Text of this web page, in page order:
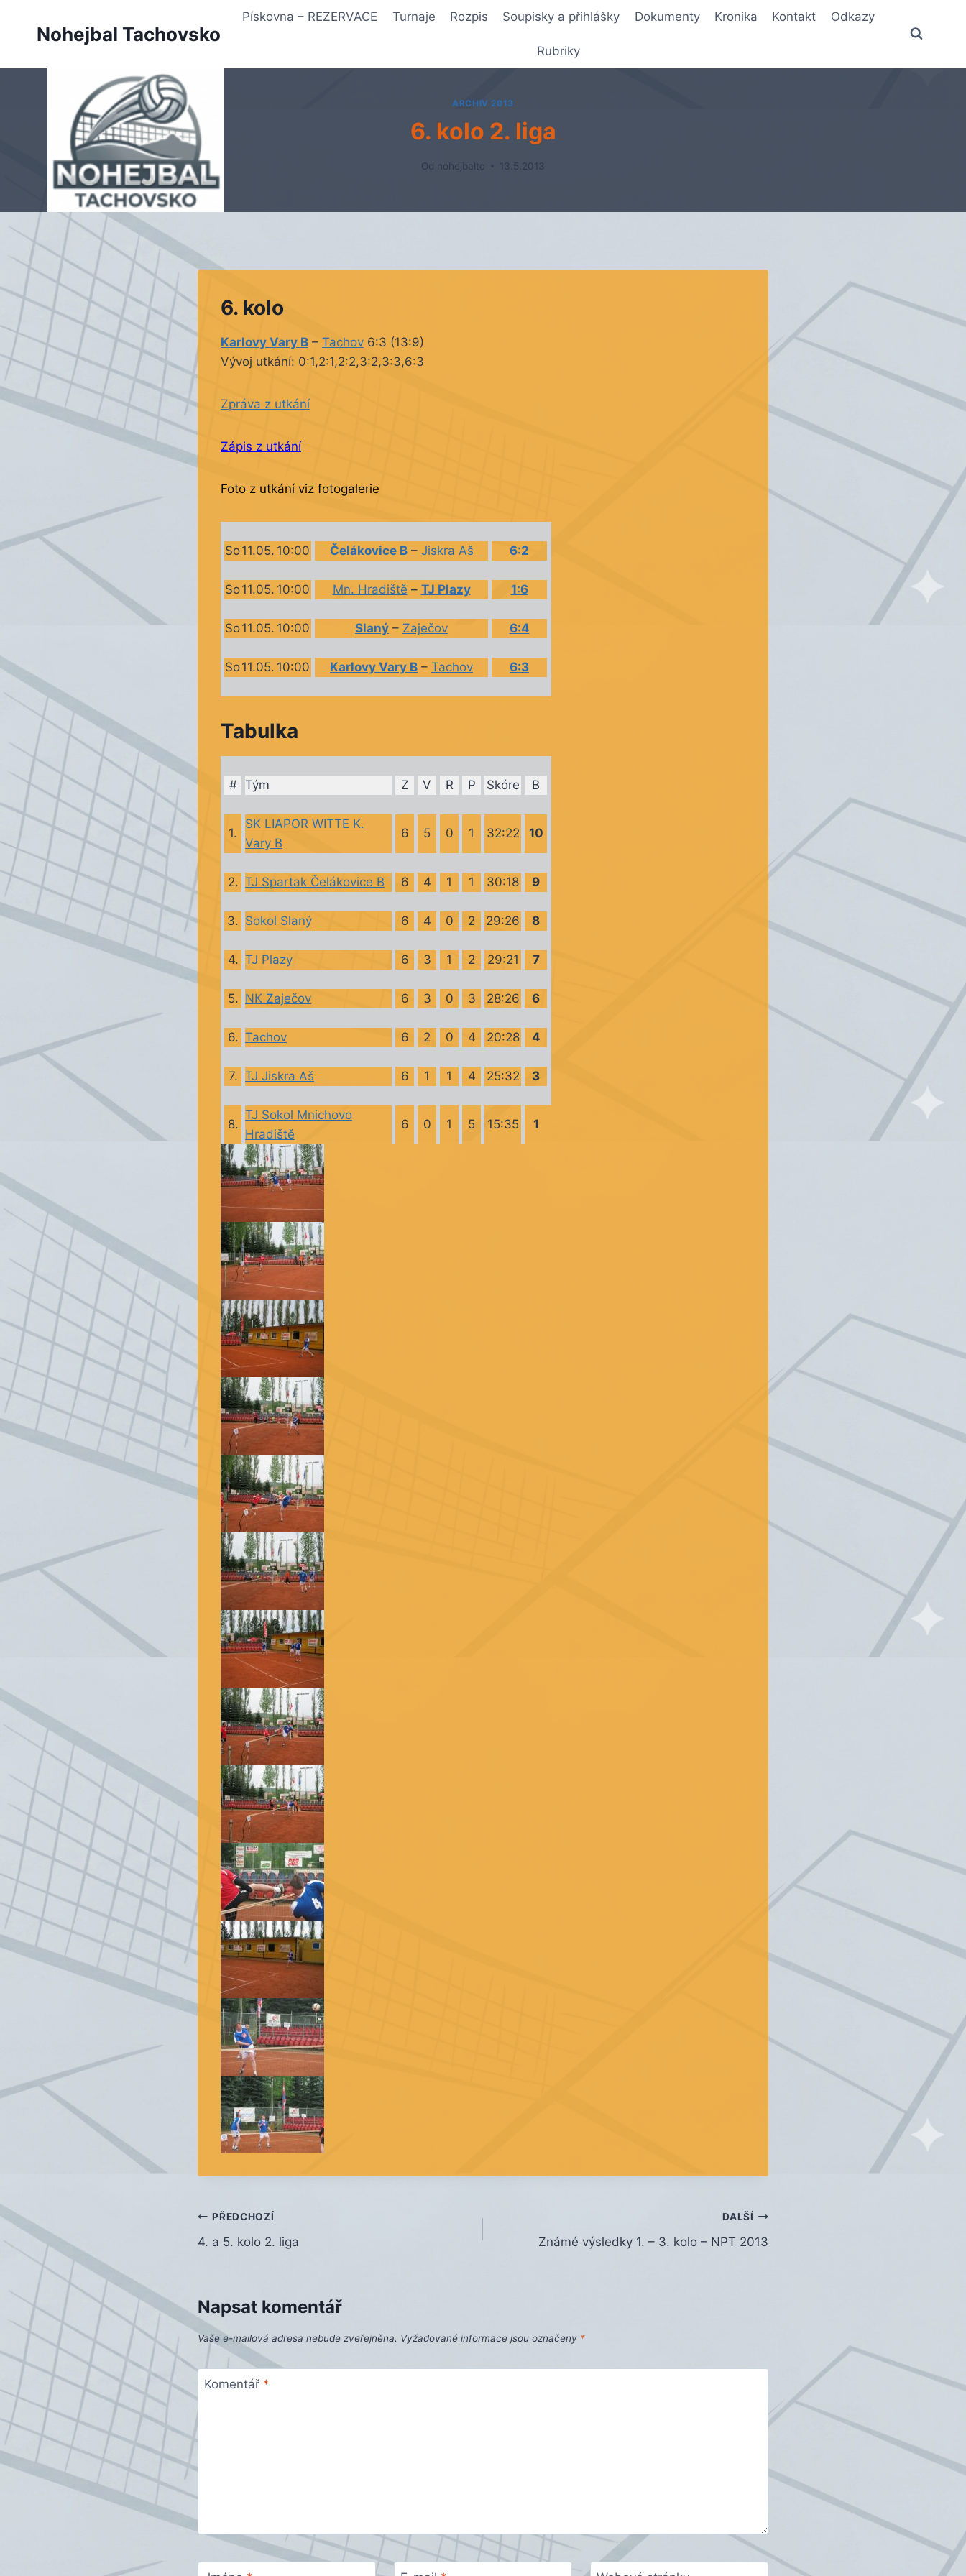
Nohejbal Tachovsko
Pískovna – REZERVACE Turnaje Rozpis Soupisky a přihlášky Dokumenty Kronika Kontakt Odkazy
Rubriky
ARCHIV 2013
6. kolo 2. liga
Od nohejbaltc 13.5.2013
6. kolo
Karlovy Vary B – Tachov 6:3 (13:9)
Vývoj utkání: 0:1,2:1,2:2,3:2,3:3,6:3
Zpráva z utkání
Zápis z utkání
Foto z utkání viz fotogalerie
So11.05. 10:00 Čelákovice B– Jiskra Aš 6:2
So11.05. 10:00 Mn. Hradiště – TJ Plazy 1:6
So11.05. 10:00 Slaný – Zaječov 6:4
So11.05. 10:00 Karlovy Vary B – Tachov 6:3
Tabulka
# Tým Z V R P Skóre B
1.
SK LIAPOR WITTE K.
Vary B
6 5 0 1 32:22 10
2. TJ Spartak Čelákovice B 6 4 1 1 30:18 9
3. Sokol Slaný 6 4 0 2 29:26 8
4. TJ Plazy 6 3 1 2 29:21 7
5. NK Zaječov 6 3 0 3 28:26 6
6. Tachov 6 2 0 4 20:28 4
7. TJ Jiskra Aš 6 1 1 4 25:32 3
8.
TJ Sokol Mnichovo
Hradiště
6 0 1 5 15:35 1
Navigace
pro
PŘEDCHOZÍ
4. a 5. kolo 2. liga
DALŠÍ
Známé výsledky 1. – 3. kolo – NPT 2013
Napsat komentář
Vaše e-mailová adresa nebude zveřejněna. Vyžadované informace jsou označeny *
Komentář *